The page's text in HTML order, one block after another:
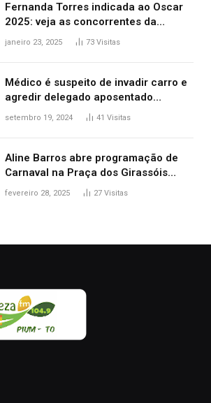
Fernanda Torres indicada ao Oscar
2025: veja as concorrentes da
brasileira a melhor atriz
janeiro 23, 2025 73 Visitas
Médico é suspeito de invadir carro e
agredir delegado aposentado
durante confusão no trânsito
setembro 19, 2024 41 Visitas
Aline Barros abre programação de
Carnaval na Praça dos Girassóis
nesta sexta-feira, em Palmas
fevereiro 28, 2025 27 Visitas